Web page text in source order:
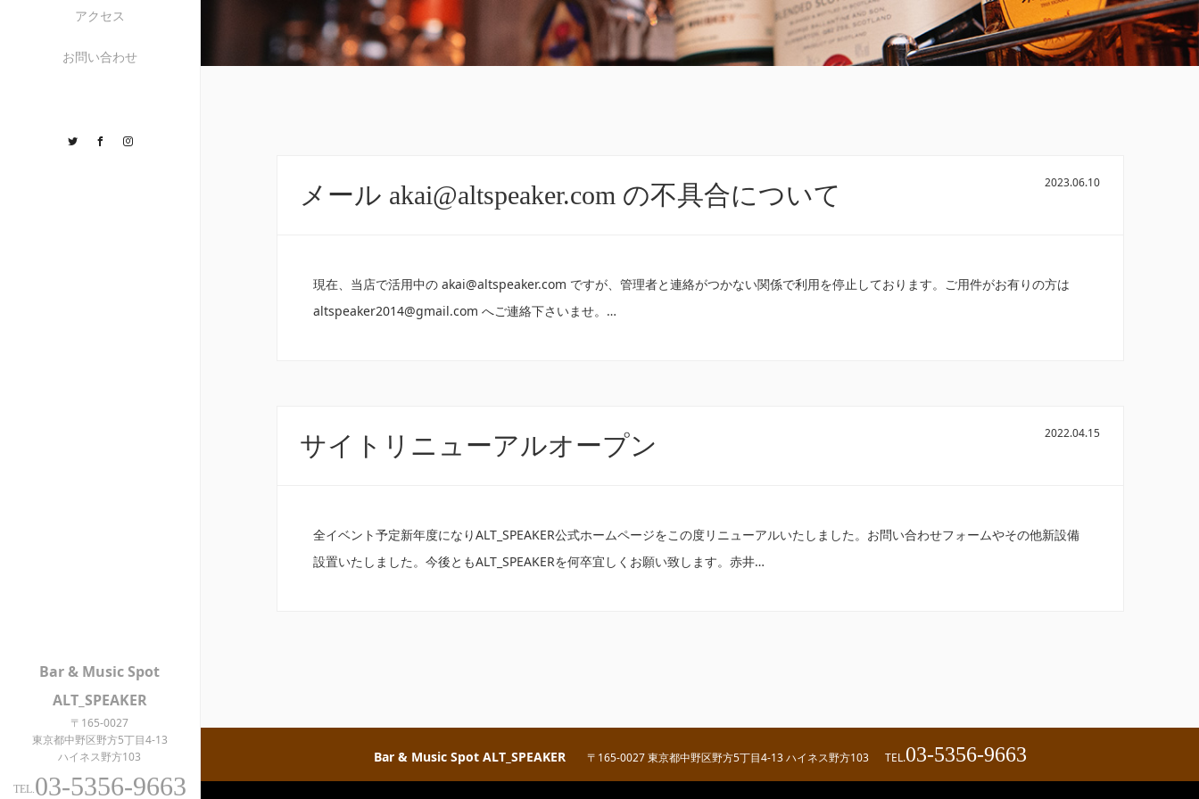
アクセス
お問い合わせ
TwitterFacebook
Bar & Music Spot
ALT_SPEAKER
〒165-0027
東京都中野区野方5丁目4-13
ハイネス野方103
TEL. 03-5356-9663
メール akai@altspeaker.com の不具合について 2023.06.10
現在、当店で活用中の akai@altspeaker.com ですが、管理者と連絡がつかない関係で利用を停止しております。ご用件がお有りの方は
altspeaker2014@gmail.com へご連絡下さいませ。…
サイトリニューアルオープン 2022.04.15
全イベント予定新年度になりALT_SPEAKER公式ホームページをこの度リニューアルいたしました。お問い合わせフォームやその他新設備
設置いたしました。今後ともALT_SPEAKERを何卒宜しくお願い致します。赤井…
Bar & Music Spot ALT_SPEAKER 〒165-0027 東京都中野区野方5丁目4-13 ハイネス野方103 TEL.03-5356-9663